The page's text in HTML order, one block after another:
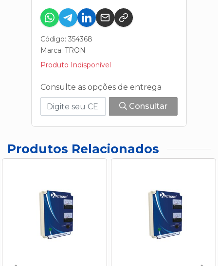
Código: 354368
Marca: TRON
Produto Indisponível
Consulte as opções de entrega
Consultar
Produtos Relacionados